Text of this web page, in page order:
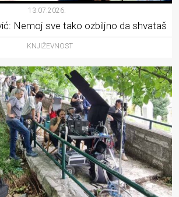
13.07.2026.
Nemoj sve tako ozbiljno da shvataš
KNJIŽEVNOST